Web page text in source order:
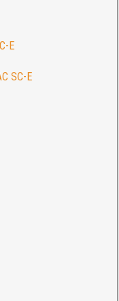
E
SC-E